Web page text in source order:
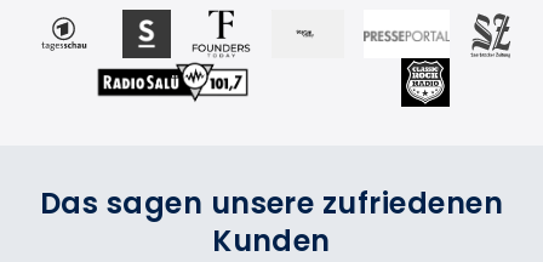
Das sagen unsere zufriedenen
Kunden